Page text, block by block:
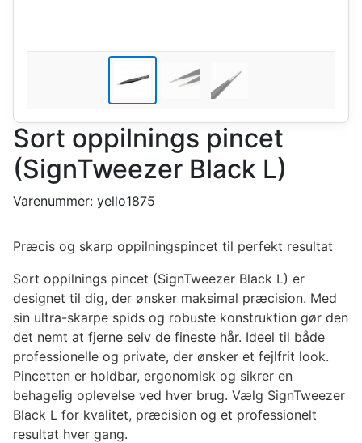
Sort oppilnings pincet
(SignTweezer Black L)
Varenummer: yello1875
Præcis og skarp oppilningspincet til perfekt resultat
Sort oppilnings pincet (SignTweezer Black L) er
designet til dig, der ønsker maksimal præcision. Med
sin ultra-skarpe spids og robuste konstruktion gør den
det nemt at fjerne selv de fineste hår. Ideel til både
professionelle og private, der ønsker et fejlfrit look.
Pincetten er holdbar, ergonomisk og sikrer en
behagelig oplevelse ved hver brug. Vælg SignTweezer
Black L for kvalitet, præcision og et professionelt
resultat hver gang.